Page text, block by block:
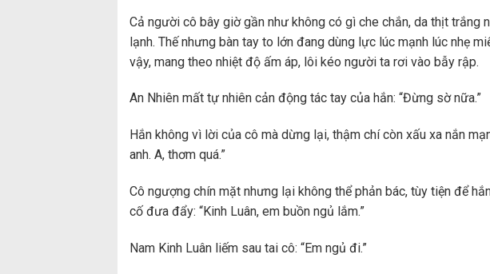
Cả người cô bây giờ gần như không có gì che chắn, da thịt trắng
lạnh. Thế nhưng bàn tay to lớn đang dùng lực lúc mạnh lúc nhẹ
vậy, mang theo nhiệt độ ấm áp, lôi kéo người ta rơi vào bẫy rập.
An Nhiên mất tự nhiên cản động tác tay của hắn: “Đừng sờ nữa.”
Hắn không vì lời của cô mà dừng lại, thậm chí còn xấu xa nắn
anh. A, thơm quá.”
Cô ngượng chín mặt nhưng lại không thể phản bác, tùy tiện để
cố đưa đẩy: “Kinh Luân, em buồn ngủ lắm.”
Nam Kinh Luân liếm sau tai cô: “Em ngủ đi.”